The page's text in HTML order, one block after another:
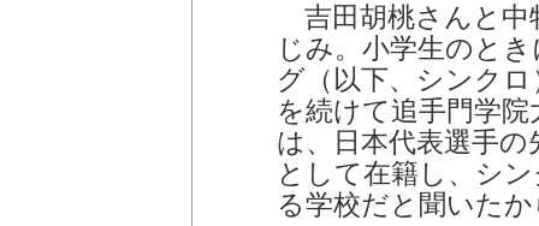
吉田胡桃さんと中
じみ。小学生のと
グ（以下、シンク
を続けて追手門学
は、日本代表選手
として在籍し、シ
る学校だと聞いた